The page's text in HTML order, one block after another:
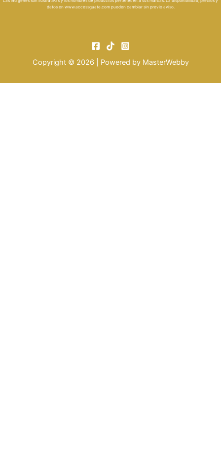
datos en www.accessguate.compueden cambiar sin previo aviso.
Copyright © 2026 | Powered by MasterWebby